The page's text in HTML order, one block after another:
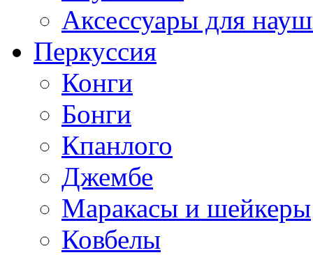
Аксессуары для
Перкуссия
Конги
Бонги
Кпанлого
Джембе
Маракасы и шейкеры
Ковбелы